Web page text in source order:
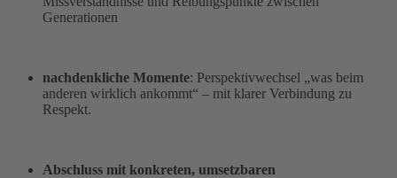
Generationen
nachdenkliche Momente: Perspektivwechsel „was beim
anderen wirklich ankommt“ – mit klarer Verbindung zu
Respekt.
Abschluss mit konkreten, umsetzbaren